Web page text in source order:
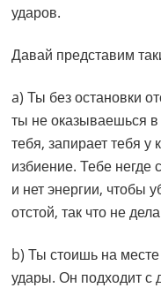
ударов.
Давай представим
a) Ты без остановки
ты не оказываешься в
тебя, запирает тебя у
избиение. Тебе негде
и нет энергии, чтобы
отстой, так что не
b) Ты стоишь на
удары. Он подходит с